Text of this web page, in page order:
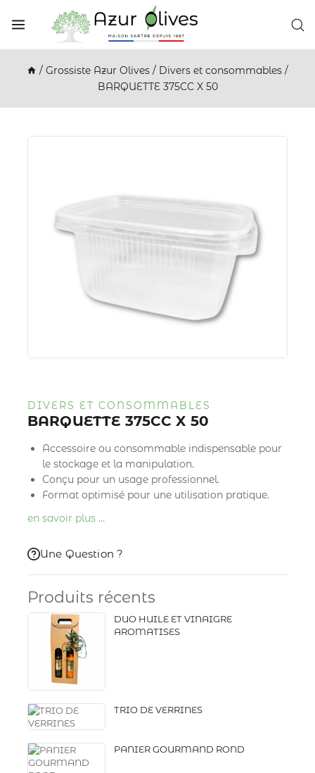
/ Grossiste Azur Olives / Divers et consommables /
BARQUETTE 375CC X 50
Produits récents
DUO HUILE ET VINAIGRE
AROMATISES
TRIO DE VERRINES
PANIER GOURMAND ROND
DIVERS ET CONSOMMABLES
BARQUETTE 375CC X 50
Accessoire ou consommable indispensable pour
le stockage et la manipulation.
Conçu pour un usage professionnel.
Format optimisé pour une utilisation pratique.
en savoir plus …
Une Question ?